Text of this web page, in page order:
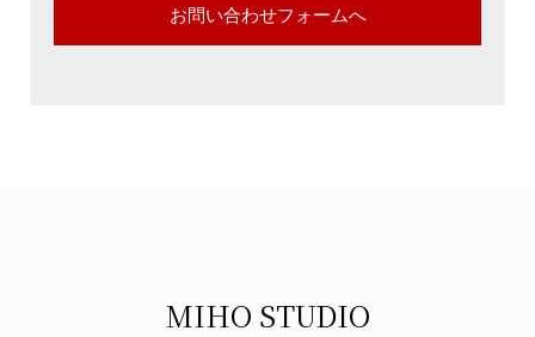
お問い合わせフォームへ
MIHO STUDIO